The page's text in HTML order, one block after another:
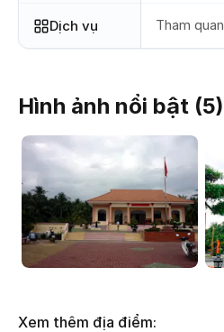
Dịch vụ Tham quan
Hình ảnh nổi bật (5)
Xem thêm địa điểm: